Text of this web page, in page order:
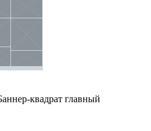
квадрат главный